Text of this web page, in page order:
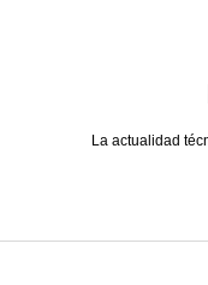
La actualidad